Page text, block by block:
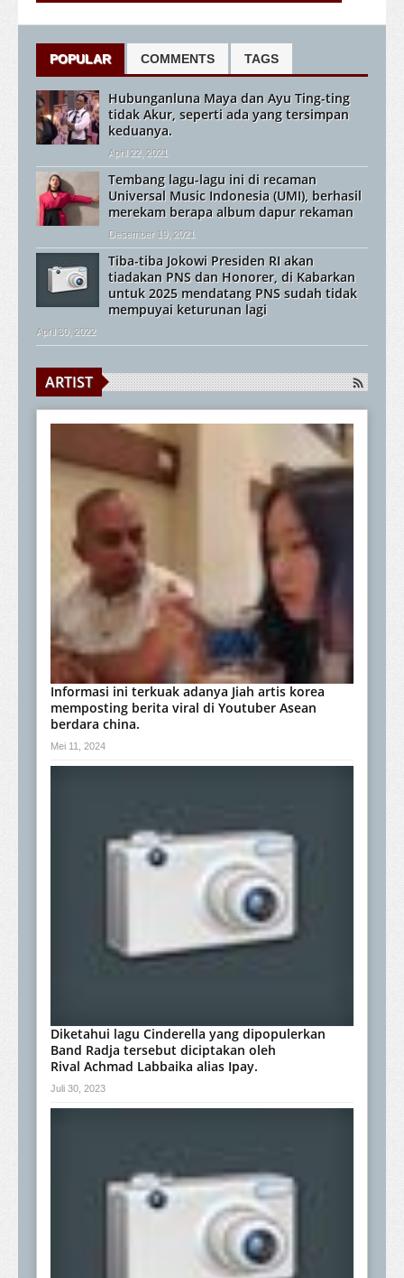
POPULAR COMMENTS TAGS
Hubunganluna Maya dan Ayu Ting-ting
tidak Akur, seperti ada yang tersimpan
keduanya.
April 22, 2021
Tembang lagu-lagu ini di recaman
Universal Music Indonesia (UMI), berhasil
merekam berapa album dapur rekaman
Desember 19, 2021
Tiba-tiba Jokowi Presiden RI akan
tiadakan PNS dan Honorer, di Kabarkan
untuk 2025 mendatang PNS sudah tidak
mempuyai keturunan lagi
April 30, 2022
ARTIST
Informasi ini terkuak adanya Jiah artis korea
memposting berita viral di Youtuber Asean
berdara china.
Mei 11, 2024
Diketahui lagu Cinderella yang dipopulerkan
Band Radja tersebut diciptakan oleh
Rival Achmad Labbaika alias Ipay.
Juli 30, 2023